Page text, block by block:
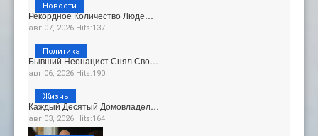
Рекордное Количество Люде…
авг 07, 2026 Hits:137
Новости
Бывший Неонацист Снял Сво…
авг 06, 2026 Hits:190
Политика
Каждый Десятый Домовладел…
авг 03, 2026 Hits:164
Жизнь